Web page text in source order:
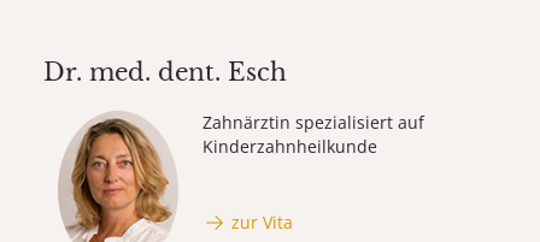
Dr. med. dent. Esch
Zahnärztin spezialisiert auf
Kinderzahnheilkunde
zur Vita